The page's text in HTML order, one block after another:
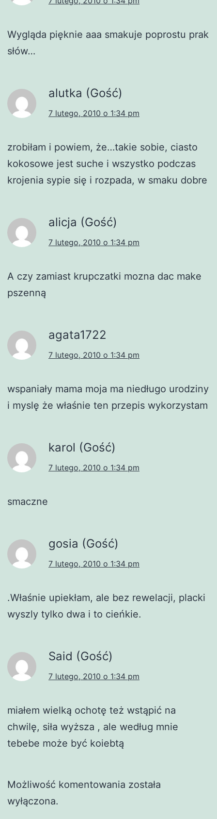
Wygląda pięknie aaa smakuje poprostu prak
słów…
alutka (Gość)
7 lutego, 2010 o 1:34 pm
zrobiłam i powiem, że…takie sobie, ciasto
kokosowe jest suche i wszystko podczas
krojenia sypie się i rozpada, w smaku dobre
alicja (Gość)
7 lutego, 2010 o 1:34 pm
A czy zamiast krupczatki mozna dac make
pszenną
agata1722
7 lutego, 2010 o 1:34 pm
wspaniały mama moja ma niedługo urodziny
i myslę że właśnie ten przepis wykorzystam
karol (Gość)
7 lutego, 2010 o 1:34 pm
smaczne
gosia (Gość)
7 lutego, 2010 o 1:34 pm
.Właśnie upiekłam, ale bez rewelacji, placki
wyszly tylko dwa i to cieńkie.
Said (Gość)
7 lutego, 2010 o 1:34 pm
miałem wielką ochotę też wstąpić na
chwilę, siła wyższa , ale według mnie
tebebe może być koiebtą
Możliwość komentowania została
wyłączona.